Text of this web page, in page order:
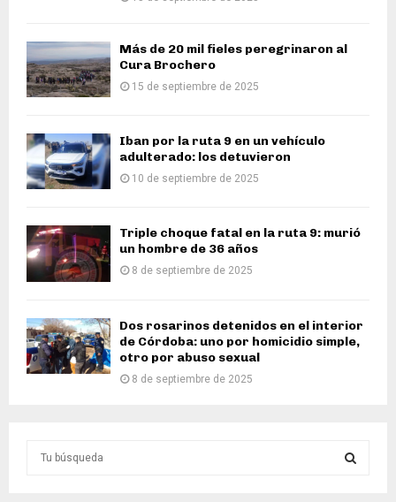
Más de 20 mil fieles peregrinaron al
Cura Brochero
15 de septiembre de 2025
Iban por la ruta 9 en un vehículo
adulterado: los detuvieron
10 de septiembre de 2025
Triple choque fatal en la ruta 9: murió
un hombre de 36 años
8 de septiembre de 2025
Dos rosarinos detenidos en el interior
de Córdoba: uno por homicidio simple,
otro por abuso sexual
8 de septiembre de 2025